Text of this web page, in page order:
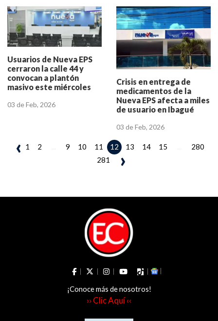
Usuarios de Nueva EPS
cerraron la calle 44 y
convocan a plantón
masivo este miércoles
03 de Feb, 2026
Crisis en entrega de
medicamentos de la
Nueva EPS afecta a miles
de usuario en Ibagué
03 de Feb, 2026
‹ 1 2 9 10 11 12 13 14 15
280
281
›
¡Conoce más de nosotros!
›› Clic Aquí ‹‹